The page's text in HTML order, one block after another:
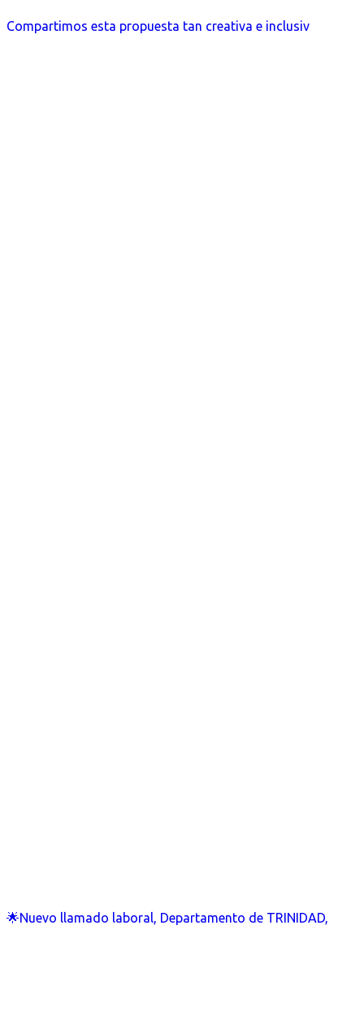
Compartimos esta propuesta tan creativa e inclusiv
🌟Nuevo llamado laboral, Departamento de TRINIDAD,